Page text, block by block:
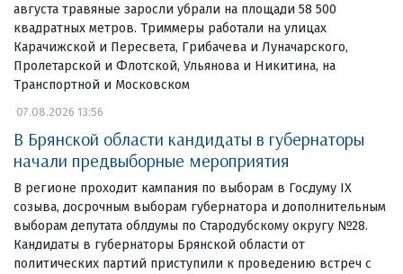
августа травяные заросли убрали на площади 58 500
квадратных метров. Триммеры работали на улицах
Карачижской и Пересвета, Грибачева и Луначарского,
Пролетарской и Флотской, Ульянова и Никитина, на
Транспортной и Московском
07.08.2026 13:56
В Брянской области кандидаты в губернаторы
начали предвыборные мероприятия
В регионе проходит кампания по выборам в Госдуму IX
созыва, досрочным выборам губернатора и дополнительным
выборам депутата облдумы по Стародубскому округу №28.
Кандидаты в губернаторы Брянской области от
политических партий приступили к проведению встреч с